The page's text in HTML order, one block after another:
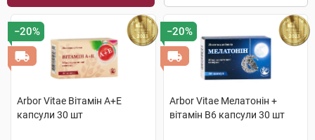
−20%
Arbor Vitae Вітамін A+Е
капсули 30 шт
−20%
Arbor Vitae Мелатонін +
вітамін В6 капсули 30 шт